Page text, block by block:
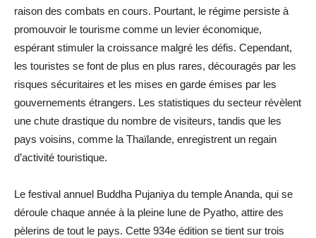
raison des combats en cours. Pourtant, le régime persiste à
promouvoir le tourisme comme un levier économique,
espérant stimuler la croissance malgré les défis. Cependant,
les touristes se font de plus en plus rares, découragés par les
risques sécuritaires et les mises en garde émises par les
gouvernements étrangers. Les statistiques du secteur révèlent
une chute drastique du nombre de visiteurs, tandis que les
pays voisins, comme la Thaïlande, enregistrent un regain
d’activité touristique.
Le festival annuel Buddha Pujaniya du temple Ananda, qui se
déroule chaque année à la pleine lune de Pyatho, attire des
pèlerins de tout le pays. Cette 934e édition se tient sur trois